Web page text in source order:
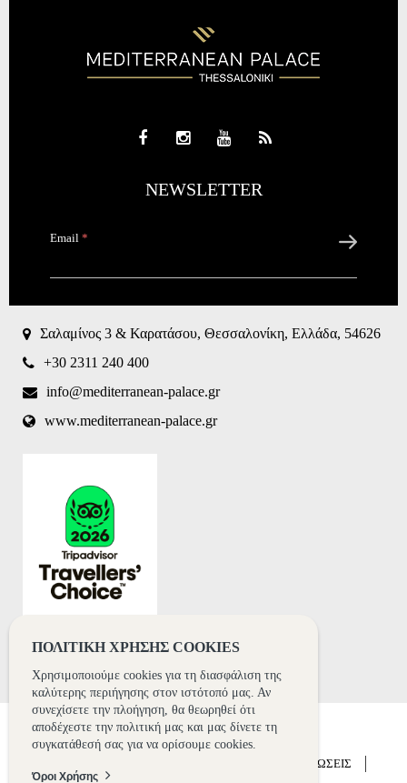
NEWSLETTER
Email *
for testing
not you are
a human
visitor and
to prevent
Σαλαμίνος 3 & Καρατάσου, Θεσσαλονίκη, Ελλάδα, 54626
+30 2311 240 400
info@mediterranean-palace.gr
www.mediterranean-palace.gr
ΕΚΔΗΛΩΣΕΙΣ
ΠΟΛΙΤΙΚΗ ΧΡΗΣΗΣ COOKIES
Χρησιμοποιούμε cookies για τη διασφάλιση της
καλύτερης περιήγησης στον ιστότοπό μας. Αν
συνεχίσετε την πλοήγηση, θα θεωρηθεί ότι
αποδέχεστε την πολιτική μας και μας δίνετε τη
συγκατάθεσή σας για να ορίσουμε cookies.
Όροι Χρήσης